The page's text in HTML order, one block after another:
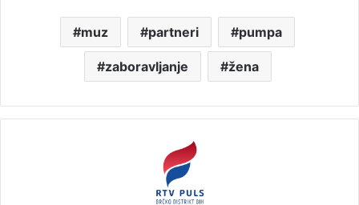
muz partneri pumpa
zaboravljanje žena